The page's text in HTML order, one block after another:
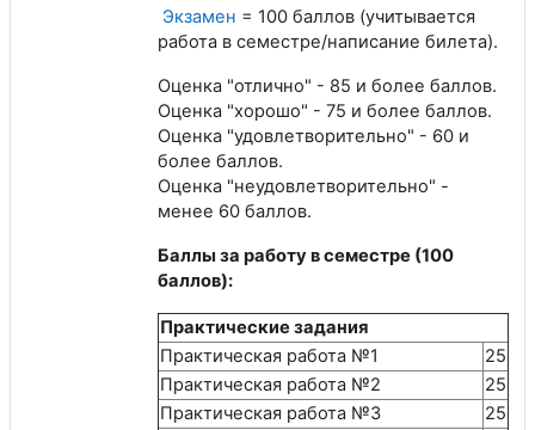
Экзамен = 100 баллов (учитывается
работа в семестре/написание билета).
Оценка "отлично" - 85 и более баллов.
Оценка "хорошо" - 75 и более баллов.
Оценка "удовлетворительно" - 60 и
более баллов.
Оценка "неудовлетворительно" -
менее 60 баллов.
Баллы за работу в семестре (100
баллов):
Практические задания
Практическая работа №1
25
Практическая работа №2
25
Практическая работа №3
25